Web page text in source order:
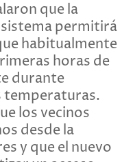
que la
permitirá
habitualmente
horas de
durante
temperaturas.
los vecinos
desde la
y que el nuevo